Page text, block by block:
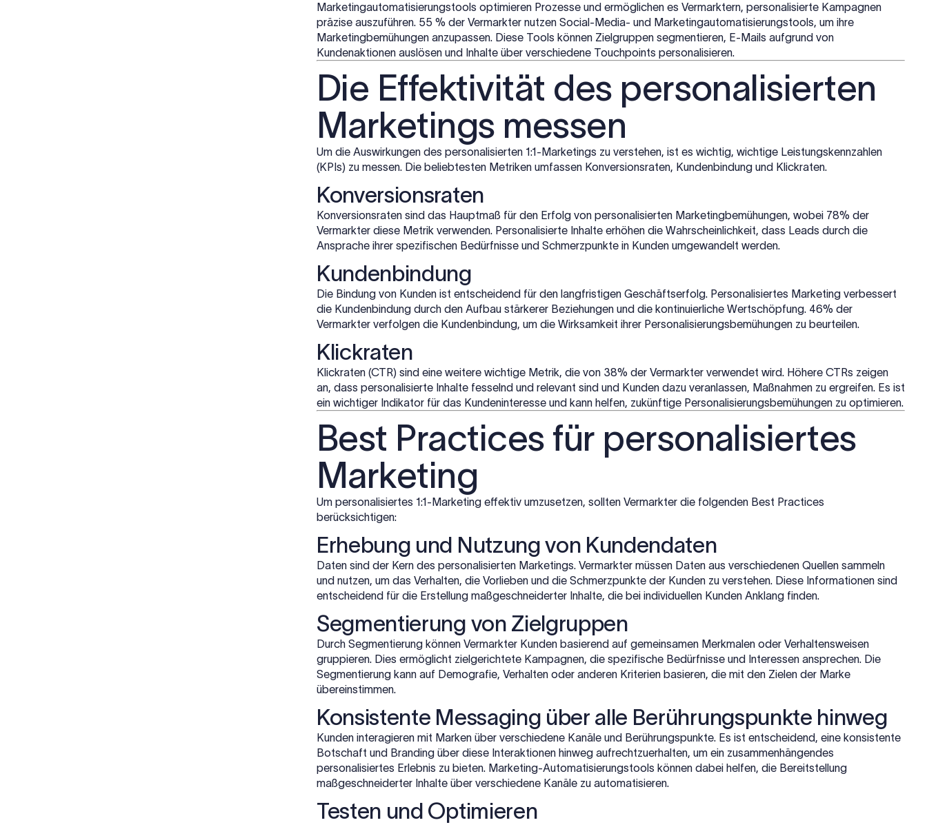
Marketingautomatisierungstools optimieren Prozesse und ermöglichen es Vermarktern, personalisierte Kampagnen
präzise auszuführen. 55 % der Vermarkter nutzen Social-Media- und Marketingautomatisierungstools, um ihre
Marketingbemühungen anzupassen. Diese Tools können Zielgruppen segmentieren, E-Mails aufgrund von
Kundenaktionen auslösen und Inhalte über verschiedene Touchpoints personalisieren.
Die Effektivität des personalisierten
Marketings messen
Um die Auswirkungen des personalisierten 1:1-Marketings zu verstehen, ist es wichtig, wichtige Leistungskennzahlen
(KPIs) zu messen. Die beliebtesten Metriken umfassen Konversionsraten, Kundenbindung und Klickraten.
Konversionsraten
Konversionsraten sind das Hauptmaß für den Erfolg von personalisierten Marketingbemühungen, wobei 78% der
Vermarkter diese Metrik verwenden. Personalisierte Inhalte erhöhen die Wahrscheinlichkeit, dass Leads durch die
Ansprache ihrer spezifischen Bedürfnisse und Schmerzpunkte in Kunden umgewandelt werden.
Kundenbindung
Die Bindung von Kunden ist entscheidend für den langfristigen Geschäftserfolg. Personalisiertes Marketing verbessert
die Kundenbindung durch den Aufbau stärkerer Beziehungen und die kontinuierliche Wertschöpfung. 46% der
Vermarkter verfolgen die Kundenbindung, um die Wirksamkeit ihrer Personalisierungsbemühungen zu beurteilen.
Klickraten
Klickraten (CTR) sind eine weitere wichtige Metrik, die von 38% der Vermarkter verwendet wird. Höhere CTRs zeigen
an, dass personalisierte Inhalte fesselnd und relevant sind und Kunden dazu veranlassen, Maßnahmen zu ergreifen. Es ist
ein wichtiger Indikator für das Kundeninteresse und kann helfen, zukünftige Personalisierungsbemühungen zu optimieren.
Best Practices für personalisiertes
Marketing
Um personalisiertes 1:1-Marketing effektiv umzusetzen, sollten Vermarkter die folgenden Best Practices
berücksichtigen:
Erhebung und Nutzung von Kundendaten
Daten sind der Kern des personalisierten Marketings. Vermarkter müssen Daten aus verschiedenen Quellen sammeln
und nutzen, um das Verhalten, die Vorlieben und die Schmerzpunkte der Kunden zu verstehen. Diese Informationen sind
entscheidend für die Erstellung maßgeschneiderter Inhalte, die bei individuellen Kunden Anklang finden.
Segmentierung von Zielgruppen
Durch Segmentierung können Vermarkter Kunden basierend auf gemeinsamen Merkmalen oder Verhaltensweisen
gruppieren. Dies ermöglicht zielgerichtete Kampagnen, die spezifische Bedürfnisse und Interessen ansprechen. Die
Segmentierung kann auf Demografie, Verhalten oder anderen Kriterien basieren, die mit den Zielen der Marke
übereinstimmen.
Konsistente Messaging über alle Berührungspunkte hinweg
Kunden interagieren mit Marken über verschiedene Kanäle und Berührungspunkte. Es ist entscheidend, eine konsistente
Botschaft und Branding über diese Interaktionen hinweg aufrechtzuerhalten, um ein zusammenhängendes
personalisiertes Erlebnis zu bieten. Marketing-Automatisierungstools können dabei helfen, die Bereitstellung
maßgeschneiderter Inhalte über verschiedene Kanäle zu automatisieren.
Testen und Optimieren